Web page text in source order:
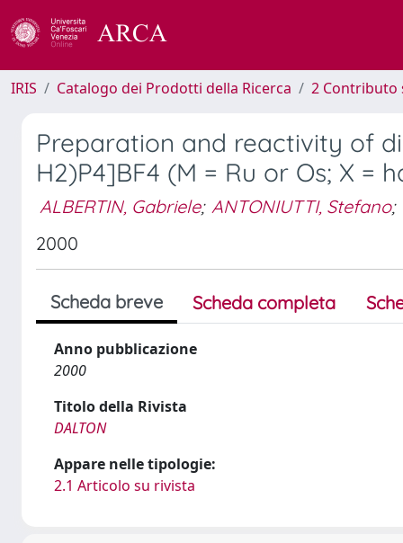
IRIS Catalogo dei Prodotti della Ricerca 2 Contributo
Preparation and reactivity of
H2)P4]BF4 (M = Ru or Os; X =
ALBERTIN, Gabriele; ANTONIUTTI, Stefano;
2000
Scheda breve Scheda completa
Anno pubblicazione
2000
Titolo della Rivista
DALTON
Appare nelle tipologie:
2.1 Articolo su rivista